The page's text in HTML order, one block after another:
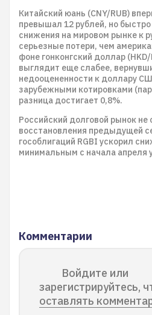
Китайский юань (CNY/RUB)
превышал 12 рублей, но
снижения на мировом рынке к
серьезные потери, чем
фоне гонконгский доллар
выглядит еще слабее,
недооцененности к доллару
зарубежными котировками
разница достигает 0,8%.
Российский долговой рынок не
восстановления предыдущей
гособлигаций RGBI ускорил
минимальным с начала апреля
Комментарии
Войдите или
зарегистрируйтесь,
оставлять